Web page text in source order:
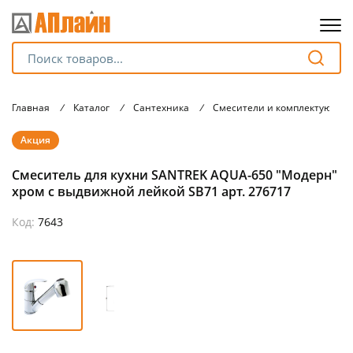
Главная / Каталог / Сантехника / Смесители и комплектующие
Акция
Смеситель для кухни SANTREK AQUA-650 "Модерн"
хром с выдвижной лейкой SB71 арт. 276717
Код: 7643
Разбейте
оплату
без переплат
Сегодня
25%